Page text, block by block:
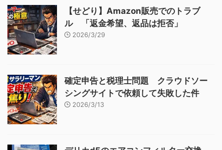
【せどり】Amazon販売でのトラブ
ル 「返金希望、返品は拒否」
2026/3/29
確定申告と税理士問題 クラウドソー
シングサイトで依頼して失敗した件
2026/3/13